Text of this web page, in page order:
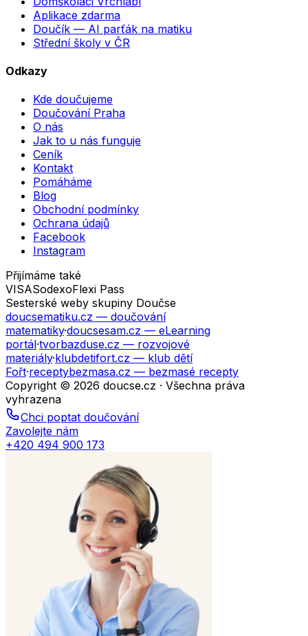
Aplikace zdarma
Doučík — AI parťák na matiku
Střední školy v ČR
Odkazy
Kde doučujeme
Doučování Praha
O nás
Jak to u nás funguje
Ceník
Kontakt
Pomáháme
Blog
Obchodní podmínky
Ochrana údajů
Facebook
Instagram
Přijímáme také
VISASodexoFlexi Pass
Sesterské weby skupiny Doučse
doucsematiku.cz — doučování
matematiky·doucsesam.cz — eLearning
portál·tvorbazduse.cz — rozvojové
materiály·klubdetifort.cz — klub dětí
Fořt·receptybezmasa.cz — bezmasé recepty
Copyright © 2026 doucse.cz · Všechna práva
vyhrazena
Chci poptat doučování
Zavolejte nám
+420 494 900 173